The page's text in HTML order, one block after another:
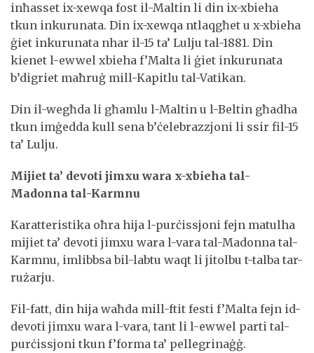
inħasset ix-xewqa fost il-Maltin li din ix-xbieha
tkun inkurunata. Din ix-xewqa ntlaqgħet u x-xbieha
ġiet inkurunata nhar il-15 ta’ Lulju tal-1881. Din
kienet l-ewwel xbieha f’Malta li ġiet inkurunata
b’digriet maħruġ mill-Kapitlu tal-Vatikan.
Din il-wegħda li għamlu l-Maltin u l-Beltin għadha
tkun imġedda kull sena b’ċelebrazzjoni li ssir fil-15
ta’ Lulju.
Mijiet ta’ devoti jimxu wara x-xbieha tal-
Madonna tal-Karmnu
Karatteristika oħra hija l-purċissjoni fejn matulha
mijiet ta’ devoti jimxu wara l-vara tal-Madonna tal-
Karmnu, imlibbsa bil-labtu waqt li jitolbu t-talba tar-
rużarju.
Fil-fatt, din hija waħda mill-ftit festi f’Malta fejn id-
devoti jimxu wara l-vara, tant li l-ewwel parti tal-
purċissjoni tkun f’forma ta’ pellegrinaġġ.